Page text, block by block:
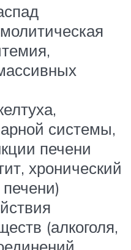
системы,
печени
хронический
(алкоголя,